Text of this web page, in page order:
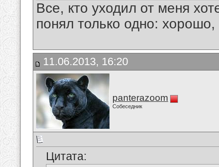
Все, кто уходил от меня
понял только одно:
11.06.2013, 16:20
panterazoom
Собеседник
Цитата: